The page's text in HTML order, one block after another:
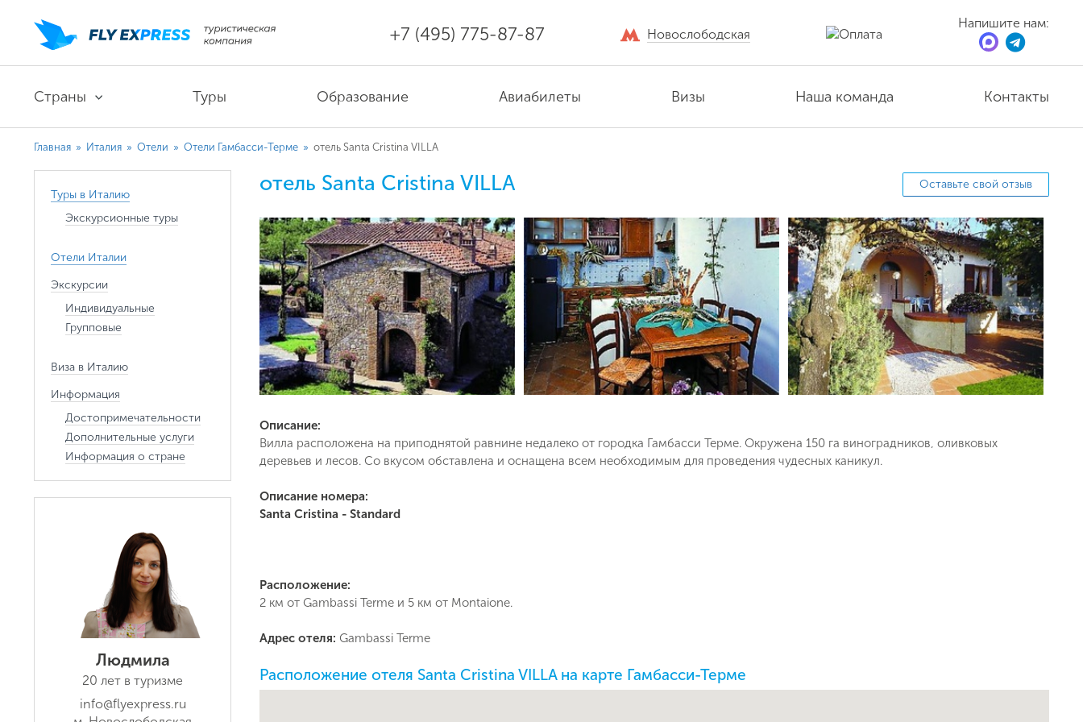
+7 (495) 775-87-87 Новослободская
Напишите нам:
Страны Туры Образование Авиабилеты Визы Наша команда Контакты
в ближайшее время
Как Вас зовут?
Главная » Италия » Отели » Отели Гамбасси-Терме » отель Santa Cristina VILLA
Туры в Италию
Экскурсионные туры
Отели Италии
Экскурсии
Индивидуальные
Групповые
Виза в Италию
Информация
Достопримечательности
Дополнительные услуги
Информация о стране
Людмила
20 лет в туризме
info@flyexpress.ru
Оставьте свой отзыв
отель Santa Cristina VILLA
Описание:
Вилла расположена на приподнятой равнине недалеко от городка Гамбасси Терме. Окружена 150 га виноградников, оливковых
деревьев и лесов. Со вкусом обставлена и оснащена всем необходимым для проведения чудесных каникул.
Описание номера:
Santa Cristina - Standard
Расположение:
2 км от Gambassi Terme и 5 км от Montaione.
Адрес отеля: Gambassi Terme
Расположение отеля Santa Cristina VILLA на карте Гамбасси-Терме